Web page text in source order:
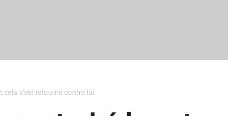
s’est retourné contre lui